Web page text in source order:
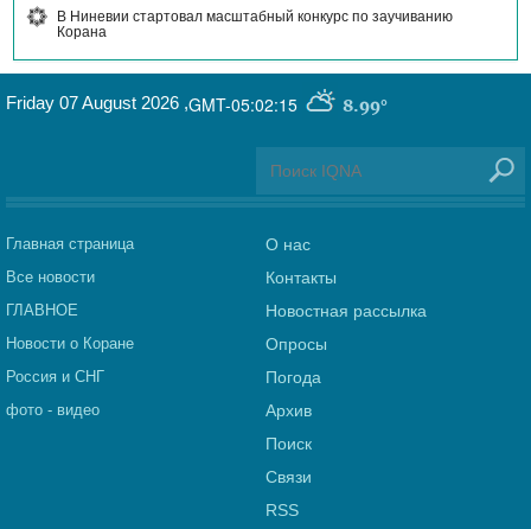
В Ниневии стартовал масштабный конкурс по заучиванию
Корана
GMT-05:02:15 8.99°
Friday 07 August 2026 ,
Главная страница
Все новости
ГЛАВНОЕ
Новости о Коране
Россия и СНГ
фото - видео
О нас
Контакты
Новостная рассылка
Опросы
Погода
Архив
Поиск
Связи
RSS